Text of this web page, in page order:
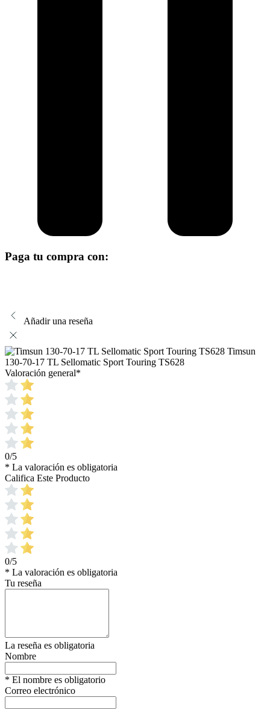
Paga tu compra con:
Añadir una reseña
Timsun
130-70-17 TL Sellomatic Sport Touring TS628
Valoración general*
0/5
* La valoración es obligatoria
Califica Este Producto
0/5
* La valoración es obligatoria
Tu reseña
La reseña es obligatoria
Nombre
* El nombre es obligatorio
Correo electrónico